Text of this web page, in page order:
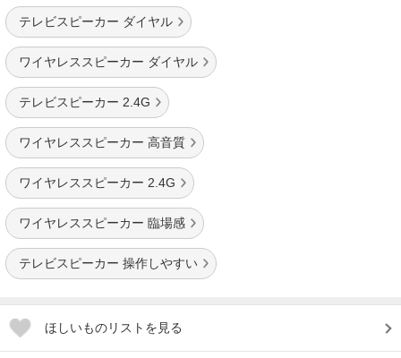
テレビスピーカー ダイヤル
ワイヤレススピーカー ダイヤル
テレビスピーカー 2.4G
ワイヤレススピーカー 高音質
ワイヤレススピーカー 2.4G
ワイヤレススピーカー 臨場感
テレビスピーカー 操作しやすい
ほしいものリストを見る